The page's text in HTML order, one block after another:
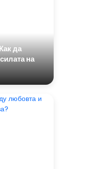
да
на